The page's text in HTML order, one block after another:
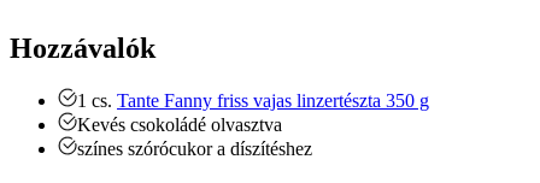
Hozzávalók
1 cs. Tante Fanny friss vajas linzertészta 350 g
Kevés csokoládé olvasztva
színes szórócukor a díszítéshez